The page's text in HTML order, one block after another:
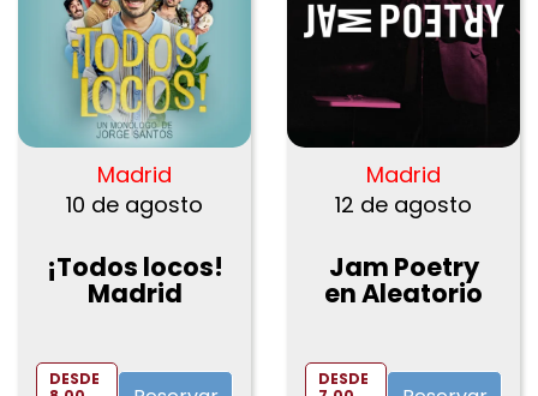
Madrid
10 de agosto
¡Todos locos!
Madrid
DESDE
Madrid
12 de agosto
Jam Poetry
en Aleatorio
DESDE